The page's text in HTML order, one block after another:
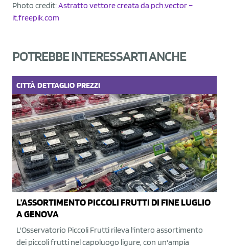
Photo credit:Astratto vettore creata da pch.vector –
it.freepik.com
POTREBBE INTERESSARTI ANCHE
CITTÀ DETTAGLIO PREZZI
L'ASSORTIMENTO PICCOLI FRUTTI DI FINE LUGLIO
A GENOVA
L'Osservatorio Piccoli Frutti rileva l'intero assortimento
dei piccoli frutti nel capoluogo ligure, con un'ampia